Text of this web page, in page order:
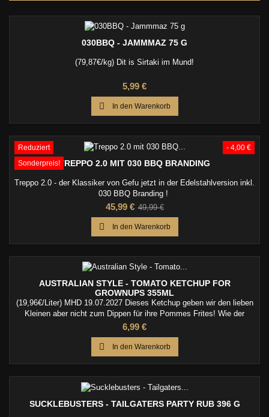
030BBQ - JAMMMAZ 75 G
(79,87€/kg) Dit is Sirtaki im Mund!
Preis
5,99 €
 In den Warenkorb
- 4,00 €
Reduziert
Sonderpreis!TREPPO 2.0 MIT 030 BBQ BRANDING
Treppo 2.0 - der Klassiker von Gefu jetzt in der Edelstahlversion inkl.
030 BBQ Branding !
Preis
45,99 € Verkaufspreis
49,99 €
 In den Warenkorb
AUSTRALIAN STYLE - TOMATO KETCHUP FOR
GROWNUPS 355ML
(19,96€/Liter) MHD 19.07.2027 Dieses Ketchup geben wir den lieben
Kleinen aber nicht zum Dippen für ihre Pommes Frites! Wie der
Name schon sagt, ist das „Australian Tomato Ketchup for Grownups“
nur was für Erwachsene. Warum? Weil es richtig scharf ist. Im Sinne
von: rrrrichtig scharf!
Preis
6,99 €
 In den Warenkorb
SUCKLEBUSTERS - TAILGATERS PARTY RUB 396 G